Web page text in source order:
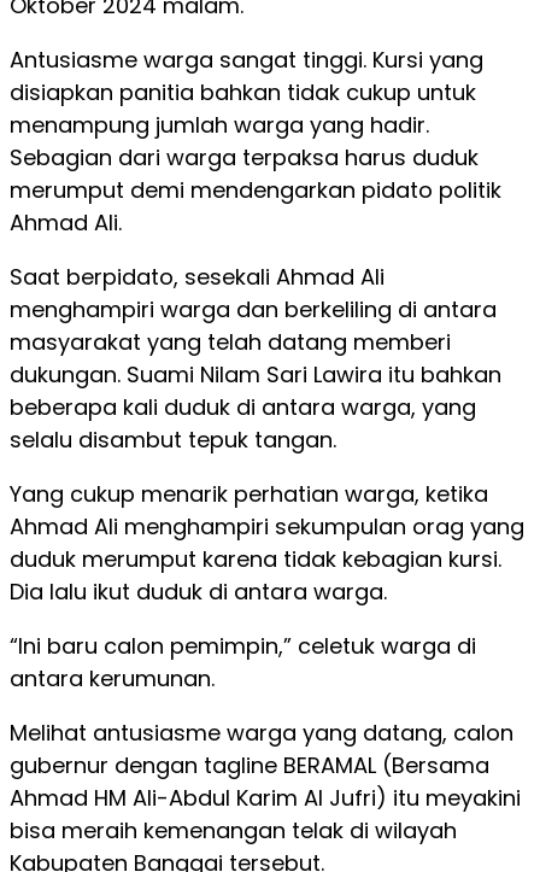
Antusiasme warga sangat tinggi. Kursi yang
disiapkan panitia bahkan tidak cukup untuk
menampung jumlah warga yang hadir.
Sebagian dari warga terpaksa harus duduk
merumput demi mendengarkan pidato politik
Ahmad Ali.
Saat berpidato, sesekali Ahmad Ali
menghampiri warga dan berkeliling di antara
masyarakat yang telah datang memberi
dukungan. Suami Nilam Sari Lawira itu bahkan
beberapa kali duduk di antara warga, yang
selalu disambut tepuk tangan.
Yang cukup menarik perhatian warga, ketika
Ahmad Ali menghampiri sekumpulan orag yang
duduk merumput karena tidak kebagian kursi.
Dia lalu ikut duduk di antara warga.
“Ini baru calon pemimpin,” celetuk warga di
antara kerumunan.
Melihat antusiasme warga yang datang, calon
gubernur dengan tagline BERAMAL (Bersama
Ahmad HM Ali-Abdul Karim Al Jufri) itu meyakini
bisa meraih kemenangan telak di wilayah
Kabupaten Banggai tersebut.